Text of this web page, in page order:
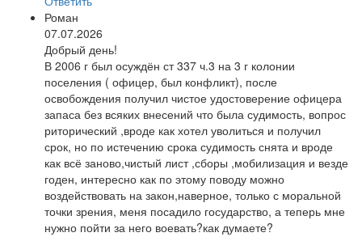
Роман
07.07.2026
Добрый день!
В 2006 г был осуждён ст 337 ч.3 на 3 г колонии
поселения ( офицер, был конфликт), после
освобождения получил чистое удостоверение офицера
запаса без всяких внесений что была судимость, вопрос
риторический ,вроде как хотел уволиться и получил
срок, но по истечению срока судимость снята и вроде
как всё заново,чистый лист ,сборы ,мобилизация и везде
годен, интересно как по этому поводу можно
воздействовать на закон,наверное, только с моральной
точки зрения, меня посадило государство, а теперь мне
нужно пойти за него воевать?как думаете?